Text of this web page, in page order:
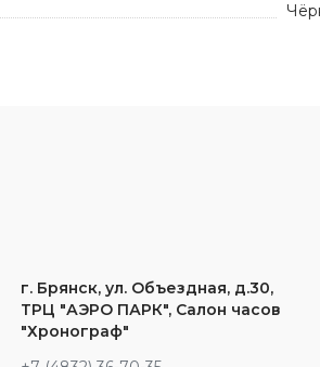
г. Брянск, ул. Объездная, д.30,
ТРЦ "АЭРО ПАРК", Салон часов
"Хронограф"